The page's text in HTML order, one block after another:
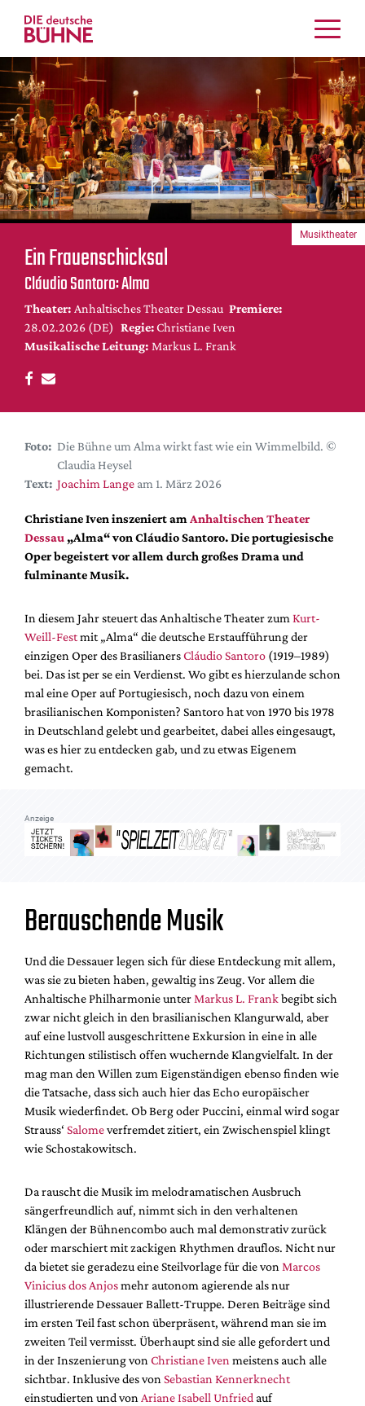
Kritiken
Schauspiel
Musiktheater
Tanz
Crossover
Bühnenwelt
Festivals & Veranstaltungen
Menschen & Theater
Themen
Internationales
Nachrufe
Medientipps
DdB-map
Kalender
Festival-Planer
Hefte
Alle Hefte
Leseproben
Podcast
Shop / Abo
Newsletter
Redaktion
Autor:innen
Partner
Mediadaten
Suche
Ein Frauenschicksal
Cláudio Santoro: Alma
Theater: Anhaltisches Theater Dessau Premiere:
28.02.2026 (DE) Regie: Christiane Iven
Musikalische Leitung: Markus L. Frank
Musiktheater
Foto: Die Bühne um Alma wirkt fast wie ein Wimmelbild. ©
Claudia Heysel
Text: Joachim Lange am 1. März 2026
Christiane Iven inszeniert am Anhaltischen Theater
Dessau„Alma“ von Cláudio Santoro. Die portugiesische
Oper begeistert vor allem durch großes Drama und
fulminante Musik.
In diesem Jahr steuert das Anhaltische Theater zum Kurt-
Weill-Festmit „Alma“ die deutsche Erstaufführung der
einzigen Oper des BrasilianersCláudio Santoro (1919–1989)
bei. Das ist per se ein Verdienst. Wo gibt es hierzulande schon
mal eine Oper auf Portugiesisch, noch dazu von einem
brasilianischen Komponisten? Santoro hat von 1970 bis 1978
in Deutschland gelebt und gearbeitet, dabei alles eingesaugt,
was es hier zu entdecken gab, und zu etwas Eigenem
gemacht.
Anzeige
Berauschende Musik
Und die Dessauer legen sich für diese Entdeckung mit allem,
was sie zu bieten haben, gewaltig ins Zeug. Vor allem die
Anhaltische Philharmonie unter Markus L. Frankbegibt sich
zwar nicht gleich in den brasilianischen Klangurwald, aber
auf eine lustvoll ausgeschrittene Exkursion in eine in alle
Richtungen stilistisch offen wuchernde Klangvielfalt. In der
mag man den Willen zum Eigenständigen ebenso finden wie
die Tatsache, dass sich auch hier das Echo europäischer
Musik wiederfindet. Ob Berg oder Puccini, einmal wird sogar
Strauss‘Salomeverfremdet zitiert, ein Zwischenspiel klingt
wie Schostakowitsch.
Da rauscht die Musik im melodramatischen Ausbruch
sängerfreundlich auf, nimmt sich in den verhaltenen
Klängen der Bühnencombo auch mal demonstrativ zurück
oder marschiert mit zackigen Rhythmen drauflos. Nicht nur
da bietet sie geradezu eine Steilvorlage für die von Marcos
Vinicius dos Anjosmehr autonom agierende als nur
illustrierende Dessauer Ballett-Truppe. Deren Beiträge sind
im ersten Teil fast schon überpräsent, während man sie im
zweiten Teil vermisst. Überhaupt sind sie alle gefordert und
in der Inszenierung von Christiane Iven meistens auch alle
sichtbar. Inklusive des von Sebastian Kennerknecht
einstudierten und von Ariane Isabell Unfried auf